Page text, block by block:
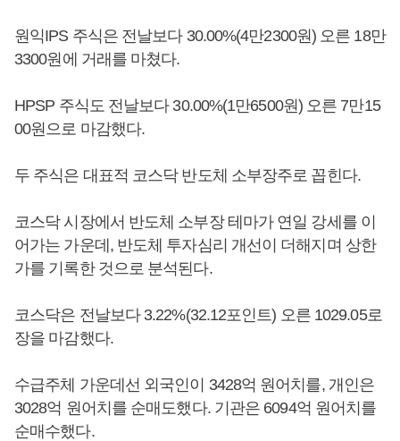
원익IPS 주식은 전날보다 30.00%(4만2300원) 오른 18만
3300원에 거래를 마쳤다.
HPSP 주식도 전날보다 30.00%(1만6500원) 오른 7만15
00원으로 마감했다.
두 주식은 대표적 코스닥 반도체 소부장주로 꼽힌다.
코스닥 시장에서 반도체 소부장 테마가 연일 강세를 이
어가는 가운데, 반도체 투자심리 개선이 더해지며 상한
가를 기록한 것으로 분석된다.
코스닥은 전날보다 3.22%(32.12포인트) 오른 1029.05로
장을 마감했다.
수급주체 가운데선 외국인이 3428억 원어치를, 개인은
3028억 원어치를 순매도했다. 기관은 6094억 원어치를
순매수했다.